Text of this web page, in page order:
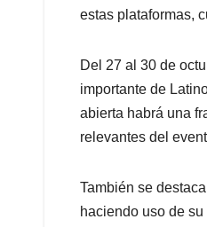
estas plataformas,
Del 27 al 30 de
importante de
abierta habrá una
relevantes del
También se
haciendo uso de